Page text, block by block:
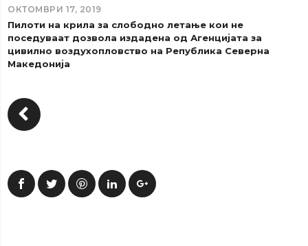
ОКТОМВРИ 17, 2019
Пилоти на крила за слободно летање кои не
поседуваат дозвола издадена од Агенцијата за
цивилно воздухопловство на Република Северна
Македонија